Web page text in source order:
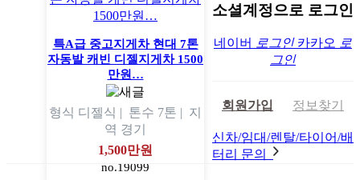
특A급 중고지게차 현대 7톤
자동발 캐빈 디젤지게차 1500
만원…
형식 디젤식 | 톤수 7톤 | 지
역 경기
1,500만원
no.19099
소셜계정으로 로그인
네이버 로그인 카카오 로
그인
회원가입 정보찾기
신차/임대/렌탈/타이어/배
터리 문의